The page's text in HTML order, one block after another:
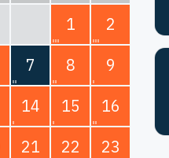
1
2
7 8
9
14 15
16
21 22
23